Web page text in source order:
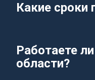
Какие сроки
Работаете
области?